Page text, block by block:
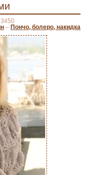
– Пончо, болеро, накидка